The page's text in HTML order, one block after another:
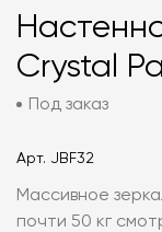
Crystal
Под заказ
Арт. JBF32
Массивное
почти 50 кг